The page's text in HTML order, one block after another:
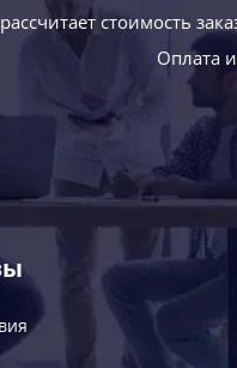
рассчитает стоимость
Оплата